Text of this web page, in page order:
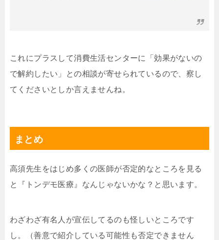
これにプラスして消費生活センターに「効果がないの
で解約したい」との相談が寄せられているので、察し
てくださいとしか言えませんね。
まとめ
高須先生をはじめ多くの医師が否定的なところを見る
と『トンデモ医療』なんじゃないかな？と思います。
わざわざ有名人が宣伝してるのも怪しいところです
し。（善意で紹介している可能性も否定できません